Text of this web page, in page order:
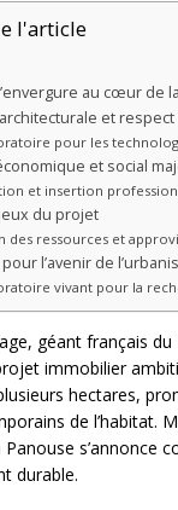
l'article
au cœur de
et respect
pour les
et social
et insertion
du projet
des ressources et
l’avenir de
vivant pour la
géant français
immobilier
hectares,
de l’habitat.
s’annonce
durable.